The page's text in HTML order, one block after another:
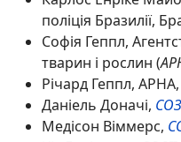
поліція Бразилії,
Софія Геппл,
тварин і рослин (
Річард Геппл,
Даніель Доначі,
Медісон Віммерс,